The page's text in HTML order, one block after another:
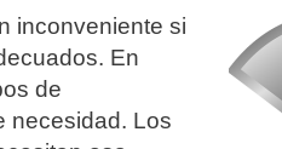
inconveniente si
En
de
necesidad. Los